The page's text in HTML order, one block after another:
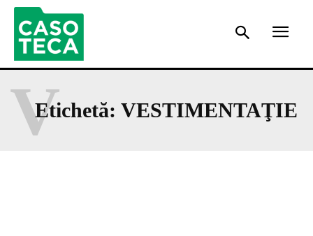
Etichetă: VESTIMENTAŢIE
V